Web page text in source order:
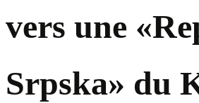
vers une
Srpska» du